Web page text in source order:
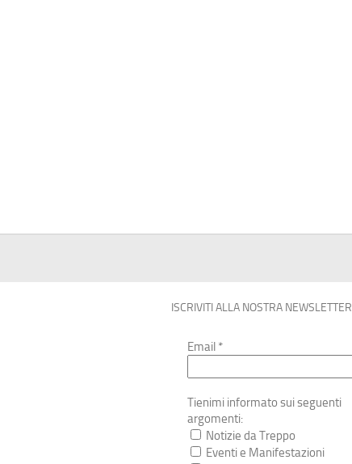
ISCRIVITI ALLA NOSTRA NEWSLETTER
Email *
Tienimi informato sui seguenti
argomenti:
Notizie da Treppo
Eventi e Manifestazioni